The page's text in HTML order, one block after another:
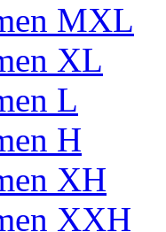
MXL
XL
L
H
XH
XXH